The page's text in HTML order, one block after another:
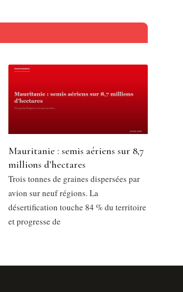
Mauritanie : semis aériens sur 8,7
millions d’hectares
Trois tonnes de graines dispersées par
avion sur neuf régions. La
désertification touche 84 % du territoire
et progresse de